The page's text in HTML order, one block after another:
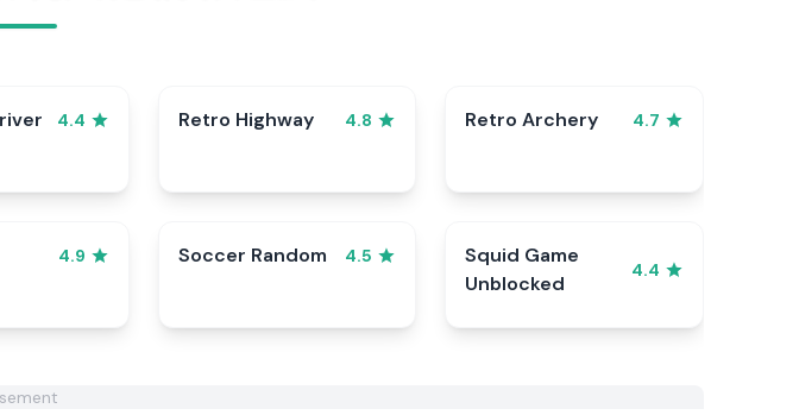
4.4 Retro Highway 4.8 Retro Archery 4.7
4.9 Soccer Random 4.5
Squid Game
Unblocked
4.4